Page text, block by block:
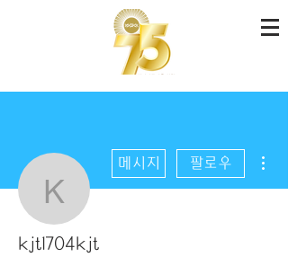
kjt1704kjt
메시지 팔로우
kjt1704kjt